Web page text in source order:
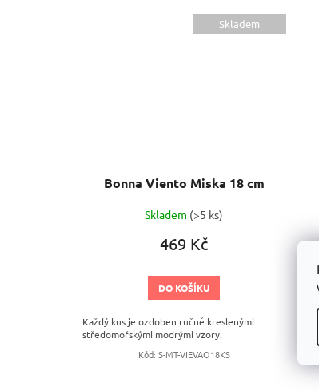
Skladem
Bonna Viento Miska 18 cm
Skladem (>5 ks)
469 Kč
DO KOŠÍKU
Každý kus je ozdoben ručně kreslenými
středomořskými modrými vzory.
Kód: S-MT-VIEVAO18KS